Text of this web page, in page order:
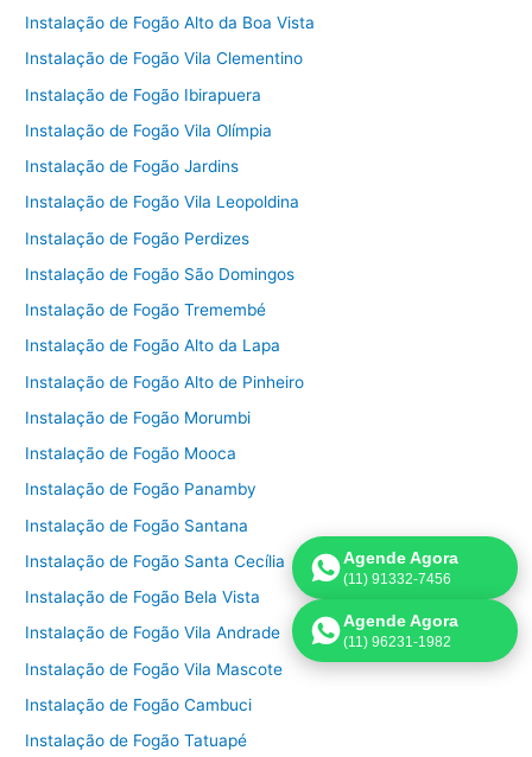
Instalação de Fogão Alto da Boa Vista
Instalação de Fogão Vila Clementino
Instalação de Fogão Ibirapuera
Instalação de Fogão Vila Olímpia
Instalação de Fogão Jardins
Instalação de Fogão Vila Leopoldina
Instalação de Fogão Perdizes
Instalação de Fogão São Domingos
Instalação de Fogão Tremembé
Instalação de Fogão Alto da Lapa
Instalação de Fogão Alto de Pinheiro
Instalação de Fogão Morumbi
Instalação de Fogão Mooca
Instalação de Fogão Panamby
Instalação de Fogão Santana
Instalação de Fogão Santa Cecília
Instalação de Fogão Bela Vista
Instalação de Fogão Vila Andrade
Instalação de Fogão Vila Mascote
Instalação de Fogão Cambuci
Instalação de Fogão Tatuapé
Agende Agora
(11) 91332-7456
Agende Agora
(11) 96231-1982